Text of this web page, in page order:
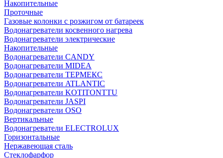
Накопительные
Проточные
Газовые колонки с розжигом от батареек
Водонагреватели косвенного нагрева
Водонагреватели электрические
Накопительные
Водонагреватели CANDY
Водонагреватели MIDEA
Водонагреватели ТЕРМЕКС
Водонагреватели ATLANTIC
Водонагреватели KOTITONTTU
Водонагреватели JASPI
Водонагреватели OSO
Вертикальные
Водонагреватели ELECTROLUX
Горизонтальные
Нержавеющая сталь
Стеклофарфор